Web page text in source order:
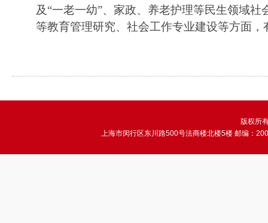
及“一老一幼”、家政、养老护理等民生领域
等教育管理研究、社会工作专业建设等方面，
版权所
上海市闵行区东川路500号法商楼北楼5楼 邮编：